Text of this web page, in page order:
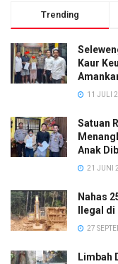
Trending
Kaur
11 JULI
Satuan
Anak
21 JUNI
Nahas
Ilegal
27
Limbah